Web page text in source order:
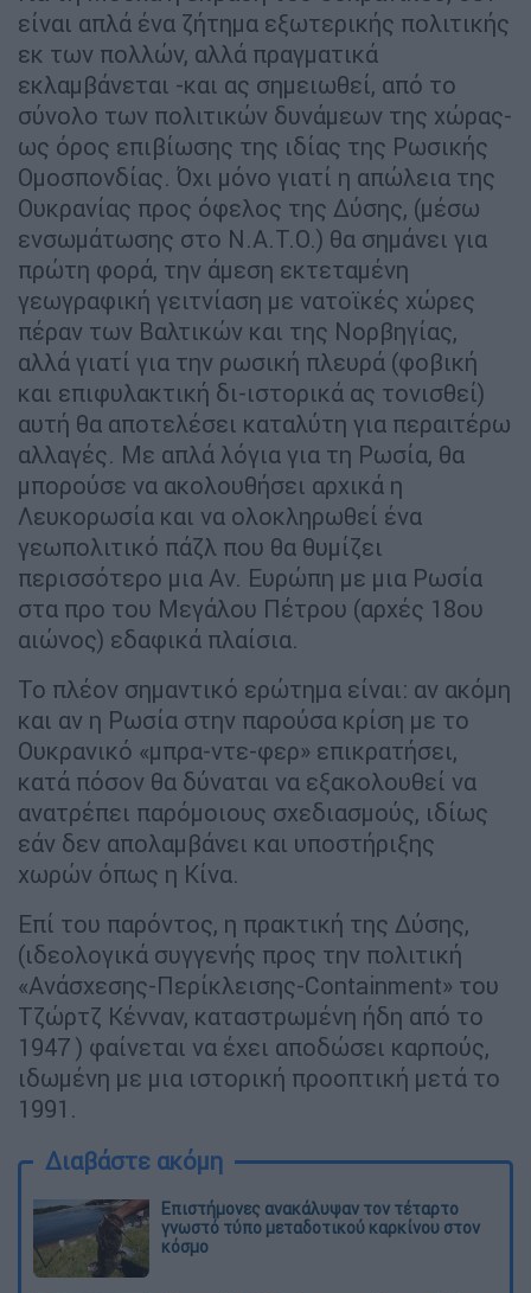
είναι απλά ένα ζήτημα εξωτερικής πολιτικής
εκ των πολλών, αλλά πραγματικά
εκλαμβάνεται -και ας σημειωθεί, από το
σύνολο των πολιτικών δυνάμεων της χώρας-
ως όρος επιβίωσης της ιδίας της Ρωσικής
Ομοσπονδίας. Όχι μόνο γιατί η απώλεια της
Ουκρανίας προς όφελος της Δύσης, (μέσω
ενσωμάτωσης στο Ν.Α.Τ.Ο.) θα σημάνει για
πρώτη φορά, την άμεση εκτεταμένη
γεωγραφική γειτνίαση με νατοϊκές χώρες
πέραν των Βαλτικών και της Νορβηγίας,
αλλά γιατί για την ρωσική πλευρά (φοβική
και επιφυλακτική δι-ιστορικά ας τονισθεί)
αυτή θα αποτελέσει καταλύτη για περαιτέρω
αλλαγές. Με απλά λόγια για τη Ρωσία, θα
μπορούσε να ακολουθήσει αρχικά η
Λευκορωσία και να ολοκληρωθεί ένα
γεωπολιτικό πάζλ που θα θυμίζει
περισσότερο μια Αν. Ευρώπη με μια Ρωσία
στα προ του Μεγάλου Πέτρου (αρχές 18ου
αιώνος) εδαφικά πλαίσια.
Το πλέον σημαντικό ερώτημα είναι: αν ακόμη
και αν η Ρωσία στην παρούσα κρίση με το
Ουκρανικό «μπρα-ντε-φερ» επικρατήσει,
κατά πόσον θα δύναται να εξακολουθεί να
ανατρέπει παρόμοιους σχεδιασμούς, ιδίως
εάν δεν απολαμβάνει και υποστήριξης
χωρών όπως η Κίνα.
Επί του παρόντος, η πρακτική της Δύσης,
(ιδεολογικά συγγενής προς την πολιτική
«Ανάσχεσης-Περίκλεισης-Containment» του
Τζώρτζ Κένναν, καταστρωμένη ήδη από το
1947 ) φαίνεται να έχει αποδώσει καρπούς,
ιδωμένη με μια ιστορική προοπτική μετά το
1991.
Διαβάστε ακόμη
Επιστήμονες ανακάλυψαν τον τέταρτο
γνωστό τύπο μεταδοτικού καρκίνου στον
κόσμο